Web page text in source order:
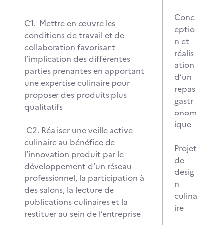
C1. Mettre en œuvre les
conditions de travail et de
collaboration favorisant
l’implication des différentes
parties prenantes en apportant
une expertise culinaire pour
proposer des produits plus
qualitatifs
C2. Réaliser une veille active
culinaire au bénéfice de
l’innovation produit par le
développement d’un réseau
professionnel, la participation à
des salons, la lecture de
publications culinaires et la
restituer au sein de l’entreprise
Conc
eptio
n et
réalis
ation
d’un
repas
gastr
onom
ique
Projet
de
desig
n
culina
ire